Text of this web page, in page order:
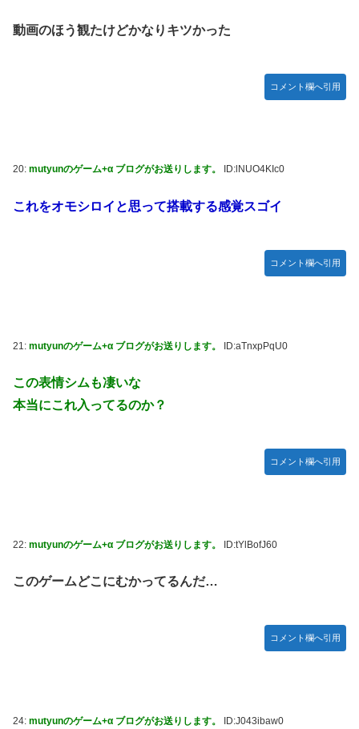
動画のほう観たけどかなりキツかった
コメント欄へ引用
20: mutyunのゲーム+α ブログがお送りします。 ID:lNUO4KIc0
これをオモシロイと思って搭載する感覚スゴイ
コメント欄へ引用
21: mutyunのゲーム+α ブログがお送りします。 ID:aTnxpPqU0
この表情シムも凄いな
本当にこれ入ってるのか？
コメント欄へ引用
22: mutyunのゲーム+α ブログがお送りします。 ID:tYlBofJ60
このゲームどこにむかってるんだ…
コメント欄へ引用
24: mutyunのゲーム+α ブログがお送りします。 ID:J043ibaw0